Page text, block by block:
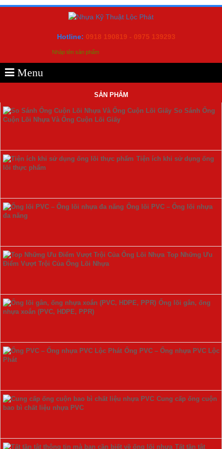
Hotline: 0918 190819 - 0975 139293
Menu
SẢN PHẨM
So Sánh Ống
Cuộn Lõi Nhựa Và Ống Cuộn Lõi Giấy
Tiện ích khi sử dụng ống
lõi thực phẩm
Ống lõi PVC – Ống lõi nhựa
đa năng
Top Những Ưu
Điểm Vượt Trội Của Ống Lõi Nhựa
Ống lõi gân, ống
nhựa xoắn (PVC, HDPE, PPR)
Ống PVC – Ống nhựa PVC Lộc
Phát
Cung cấp ống cuộn
bao bì chất liệu nhựa PVC
Tất tần tật